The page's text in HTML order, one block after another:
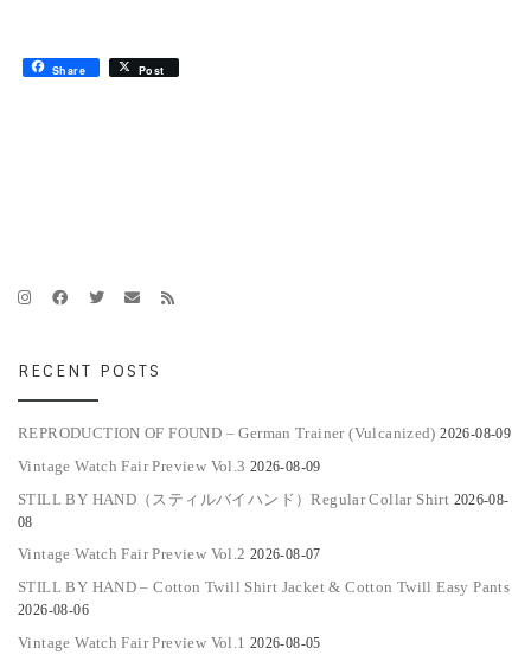
Share Post
RECENT POSTS
REPRODUCTION OF FOUND – German Trainer (Vulcanized) 2026-08-09
Vintage Watch Fair Preview Vol.3 2026-08-09
STILL BY HAND（スティルバイハンド）Regular Collar Shirt 2026-08-
08
Vintage Watch Fair Preview Vol.2 2026-08-07
STILL BY HAND – Cotton Twill Shirt Jacket & Cotton Twill Easy Pants
2026-08-06
Vintage Watch Fair Preview Vol.1 2026-08-05